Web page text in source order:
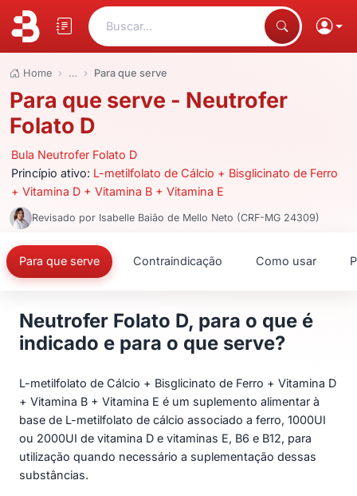
Buscar...
Home … Para que serve
Para que serve - Neutrofer
Folato D
Bula Neutrofer Folato D
Princípio ativo: L-metilfolato de Cálcio + Bisglicinato de Ferro
+ Vitamina D + Vitamina B + Vitamina E
Revisado por Isabelle Baião de Mello Neto (CRF-MG 24309)
Para que serve Contraindicação Como usar
Neutrofer Folato D, para o que é
indicado e para o que serve?
L-metilfolato de Cálcio + Bisglicinato de Ferro + Vitamina D
+ Vitamina B + Vitamina E é um suplemento alimentar à
base de L-metilfolato de cálcio associado a ferro, 1000UI
ou 2000UI de vitamina D e vitaminas E, B6 e B12, para
utilização quando necessário a suplementação dessas
substâncias.